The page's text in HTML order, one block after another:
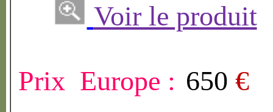
Voir le produit
Prix Europe : 650 €